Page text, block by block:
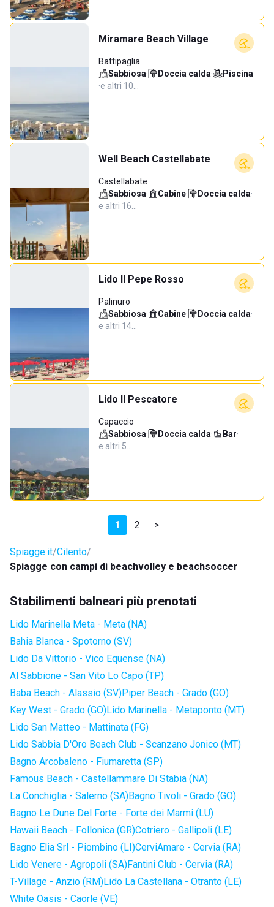
Miramare Beach Village
Battipaglia
Sabbiosa· Doccia calda·
Piscina
·e altri 10…
Well Beach Castellabate
Castellabate
Sabbiosa· Cabine· Doccia calda·
e altri 16…
Lido Il Pepe Rosso
Palinuro
Sabbiosa· Cabine· Doccia calda·
e altri 14…
Lido Il Pescatore
Capaccio
Sabbiosa· Doccia calda· Bar·
e altri 5…
1 2 >
Spiagge.it Cilento
Spiagge con campi di beachvolley e beachsoccer
Stabilimenti balneari più prenotati
Lido Marinella Meta - Meta (NA)
Bahia Blanca - Spotorno (SV)
Lido Da Vittorio - Vico Equense (NA)
Al Sabbione - San Vito Lo Capo (TP)
Baba Beach - Alassio (SV)Piper Beach - Grado (GO)
Key West - Grado (GO)Lido Marinella - Metaponto (MT)
Lido San Matteo - Mattinata (FG)
Lido Sabbia D'Oro Beach Club - Scanzano Jonico (MT)
Bagno Arcobaleno - Fiumaretta (SP)
Famous Beach - Castellammare Di Stabia (NA)
La Conchiglia - Salerno (SA)Bagno Tivoli - Grado (GO)
Bagno Le Dune Del Forte - Forte dei Marmi (LU)
Hawaii Beach - Follonica (GR)Cotriero - Gallipoli (LE)
Bagno Elia Srl - Piombino (LI)CerviAmare - Cervia (RA)
Lido Venere - Agropoli (SA)Fantini Club - Cervia (RA)
T-Village - Anzio (RM)Lido La Castellana - Otranto (LE)
White Oasis - Caorle (VE)